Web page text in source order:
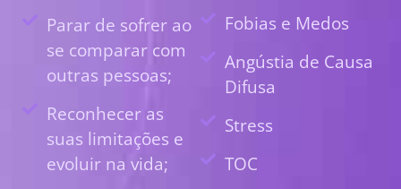
Parar de sofrer ao
se comparar com
outras pessoas;
Reconhecer as
suas limitações e
evoluir na vida;
Fobias e Medos
Angústia de Causa
Difusa
Stress
TOC